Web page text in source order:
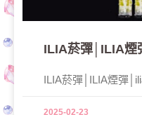
ILIA菸彈│ILIA煙
ILIA菸彈│ILIA煙彈
2025-02-23